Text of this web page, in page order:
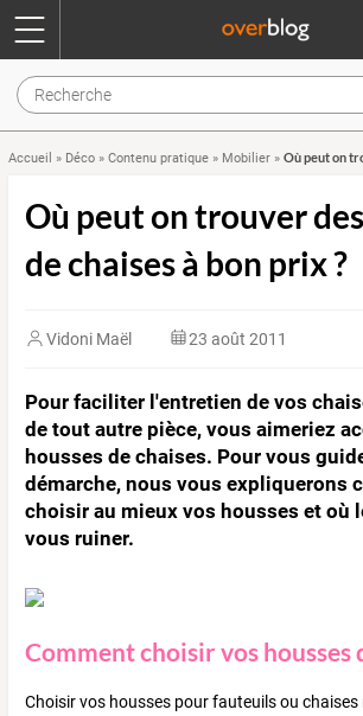
Accueil » Déco » Contenu pratique » Mobilier » Où peut on
Où peut on trouver
de chaises à bon prix ?
Vidoni Maël 23 août 2011
Pour faciliter l'entretien de vos
de tout autre pièce, vous aimeriez
housses de chaises. Pour vous
démarche, nous vous expliquerons
choisir au mieux vos housses et où
vous ruiner.
Comment choisir vos housses
Choisir vos housses pour fauteuils ou